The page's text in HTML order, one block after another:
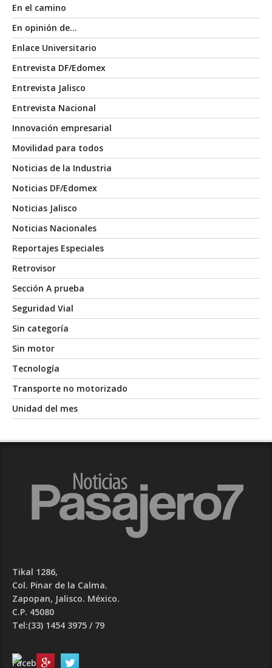
En el camino
En opinión de…
Enlace Universitario
Entrevista DF/Edomex
Entrevista Jalisco
Entrevista Nacional
Innovación empresarial
Movilidad para todos
Noticias de la Industria
Noticias DF/Edomex
Noticias Jalisco
Noticias Nacionales
Reportajes Especiales
Retrovisor
Sección A prueba
Seguridad Vial
Sin categoría
Sin motor
Tecnología
Transporte no motorizado
Unidad del mes
Tikal 1286,
Col. Pinar de la Calma.​
Zapopan, Jalisco. México.
C.P. 45080​
Tel:(33) 1454 3975 / 79